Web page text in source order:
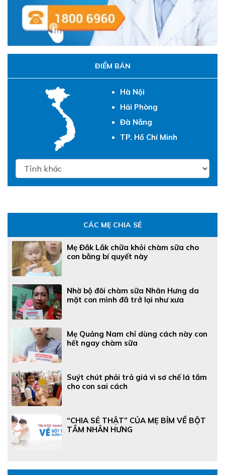
ĐIỂM BÁN
Hà Nội
Hải Phòng
Đà Nẵng
TP. Hồ Chí Minh
CÁC MẸ CHIA SẺ
Mẹ Đắk Lắk chữa khỏi chàm sữa cho
con bằng bí quyết này
Nhờ bộ đôi chàm sữa Nhân Hưng da
mặt con mình đã trở lại như xưa
Mẹ Quảng Nam chỉ dùng cách này con
hết ngay chàm sữa
Suýt chút phải trả giá vì sơ chế lá tắm
cho con sai cách
“CHIA SẺ THẬT” CỦA MẸ BỈM VỀ BỘT
TẮM NHÂN HƯNG